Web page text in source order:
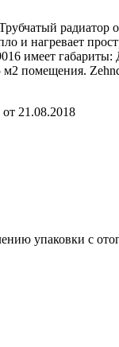
радиатор
и нагревает
имеет
помещения.
21.08.2018
упаковки с